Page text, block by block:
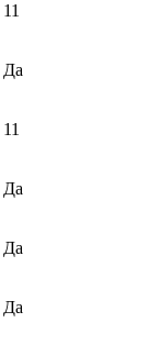
11
Да
11
Да
Да
Да